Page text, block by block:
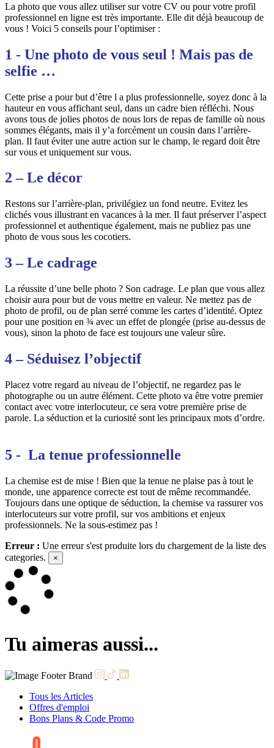
La photo que vous allez utiliser sur votre CV ou pour votre profil
professionnel en ligne est très importante. Elle dit déjà beaucoup de
vous ! Voici 5 conseils pour l’optimiser :
1 - Une photo de vous seul ! Mais pas de
selfie …
Cette prise a pour but d’être l a plus professionnelle, soyez donc à la
hauteur en vous affichant seul, dans un cadre bien réfléchi. Nous
avons tous de jolies photos de nous lors de repas de famille où nous
sommes élégants, mais il y’a forcément un cousin dans l’arrière-
plan. Il faut éviter une autre action sur le champ, le regard doit être
sur vous et uniquement sur vous.
2 – Le décor
Restons sur l’arrière-plan, privilégiez un fond neutre. Evitez les
clichés vous illustrant en vacances à la mer. Il faut préserver l’aspect
professionnel et authentique également, mais ne publiez pas une
photo de vous sous les cocotiers.
3 – Le cadrage
La réussite d’une belle photo ? Son cadrage. Le plan que vous allez
choisir aura pour but de vous mettre en valeur. Ne mettez pas de
photo de profil, ou de plan serré comme les cartes d’identité. Optez
pour une position en ¾ avec un effet de plongée (prise au-dessus de
vous), sinon la photo de face est toujours une valeur sûre.
4 – Séduisez l’objectif
Placez votre regard au niveau de l’objectif, ne regardez pas le
photographe ou un autre élément. Cette photo va être votre premier
contact avec votre interlocuteur, ce sera votre première prise de
parole. La séduction et la curiosité sont les principaux mots d’ordre.
5 - La tenue professionnelle
La chemise est de mise ! Bien que la tenue ne plaise pas à tout le
monde, une apparence correcte est tout de même recommandée.
Toujours dans une optique de séduction, la chemise va rassurer vos
interlocuteurs sur votre profil, sur vos ambitions et enjeux
professionnels. Ne la sous-estimez pas !
Erreur : Une erreur s'est produite lors du chargement de la liste des
categories.
×
Tu aimeras aussi...
Tous les Articles
Offres d'emploi
Bons Plans & Code Promo